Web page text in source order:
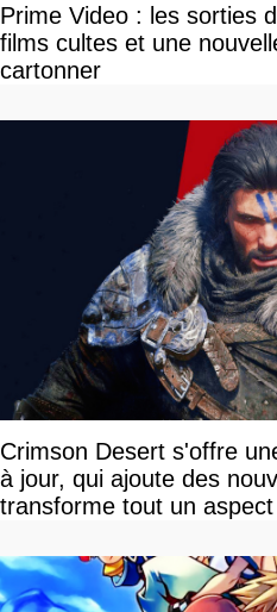
Prime Video : les sorties
films cultes et une
cartonner
Crimson Desert s'offre
à jour, qui ajoute des
transforme tout un